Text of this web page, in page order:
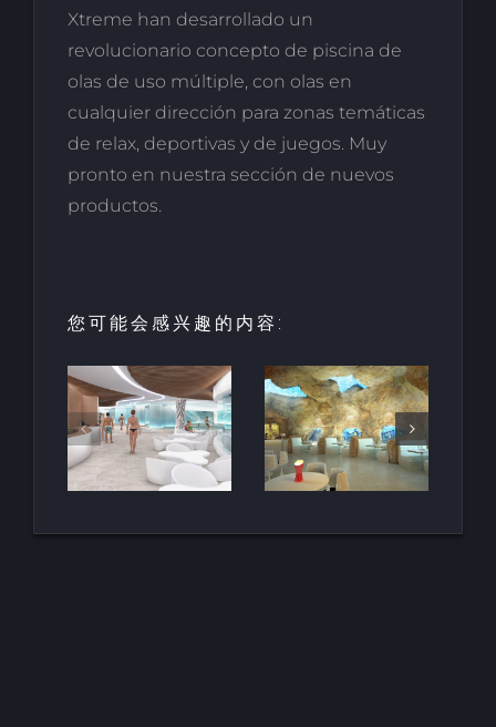
Xtreme han desarrollado un
revolucionario concepto de piscina de
olas de uso múltiple, con olas en
cualquier dirección para zonas temáticas
de relax, deportivas y de juegos. Muy
pronto en nuestra sección de nuevos
productos.
您可能会感兴趣的内容:
用于亲水建
筑的室内人
造岩石
天然梯田泳
池